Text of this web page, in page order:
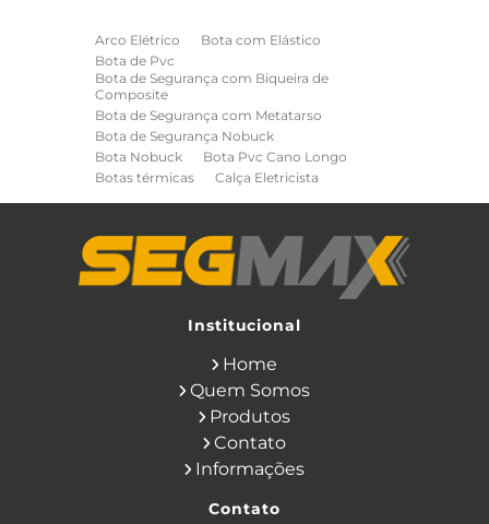
Arco Elétrico
Bota com Elástico
Bota de Pvc
Bota de Segurança com Biqueira de
Composite
Bota de Segurança com Metatarso
Bota de Segurança Nobuck
Bota Nobuck
Bota Pvc Cano Longo
Botas térmicas
Calça Eletricista
Capa de Chuva
Cinto de Segurança para Eletricista
Cinto de Seguranca Paraquedista
Cone de Sinalização
Equipamentos de Construcao Civil
Ferramentas Eletricas
Ferramentas Isoladas
Ferramentas Manuais para Construção
Filtro para Respirador
Japona Térmica para Câmara Fria
Luva de Cobertura
Luva Isolante
Institucional
Home
Quem Somos
Produtos
Contato
Informações
Contato